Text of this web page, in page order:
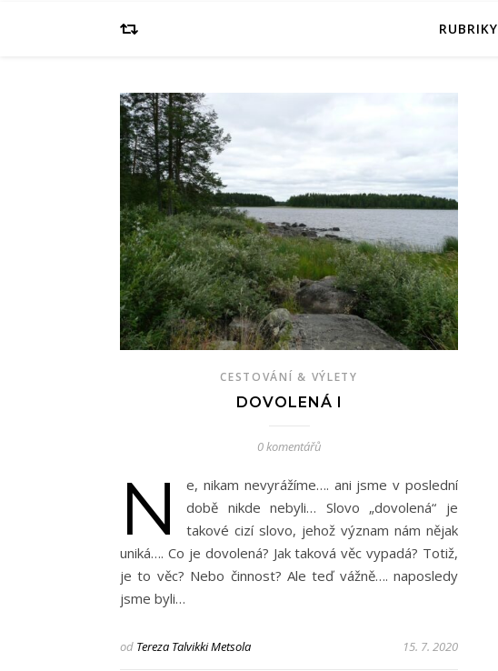
RUBRIKY
CESTOVÁNÍ & VÝLETY
DOVOLENÁ I
0 komentářů
N
e, nikam nevyrážíme…. ani jsme v poslední
době nikde nebyli… Slovo „dovolená“ je
takové cizí slovo, jehož význam nám nějak
uniká…. Co je dovolená? Jak taková věc vypadá? Totiž,
je to věc? Nebo činnost? Ale teď vážně…. naposledy
jsme byli…
od Tereza Talvikki Metsola 15. 7. 2020